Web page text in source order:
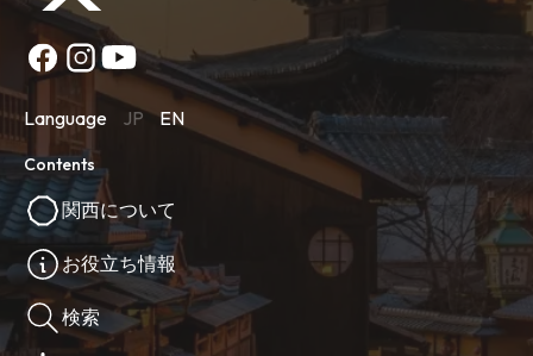
Language JP EN
Contents
関西について
お役立ち情報
検索